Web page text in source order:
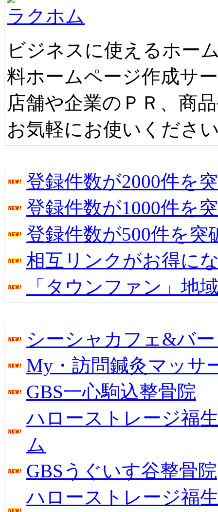
ラクホム
ビジネスに使えるホー
料ホームページ作成サ
店舗や企業のＰＲ、商
お気軽にお使いくださ
登録件数が2000件を
登録件数が1000件を
登録件数が500件を突
相互リンクがお得に
「タウンファン」地
シーシャカフェ&バー
My・訪問鍼灸マッサ
GBS一心駒込整骨院
ハローストレージ福
ム
GBSうぐいす谷整骨院
ハローストレージ福